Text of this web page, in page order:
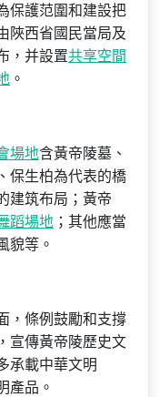
保護范圍和建設把
陜西省國民當局及
，并設置共享空間
。
場地含黃帝陵墓、
保生柏為代表的橋
建筑布局；黃帝
蹈場地 ；其他應當
貌等。
，條例鼓勵和支撐
宣傳黃帝陵歷史文
承載中華文明
產品。